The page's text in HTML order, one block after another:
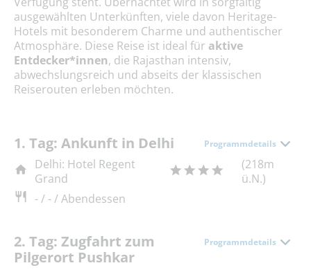
ausgewählten Unterkünften, viele davon Heritage-
Hotels mit besonderem Charme und authentischer
Atmosphäre. Diese Reise ist ideal für aktive
Entdecker*innen, die Rajasthan intensiv,
abwechslungsreich und abseits der klassischen
Reiserouten erleben möchten.
1. Tag: Ankunft in Delhi Programmdetails
Delhi: Hotel Regent
Grand
(218m
ü.N.)
- / - / Abendessen
2. Tag: Zugfahrt zum
Pilgerort Pushkar
Programmdetails